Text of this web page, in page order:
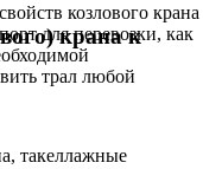
козлового крана
для перевозки, как
трал любой
крана к
такеллажные